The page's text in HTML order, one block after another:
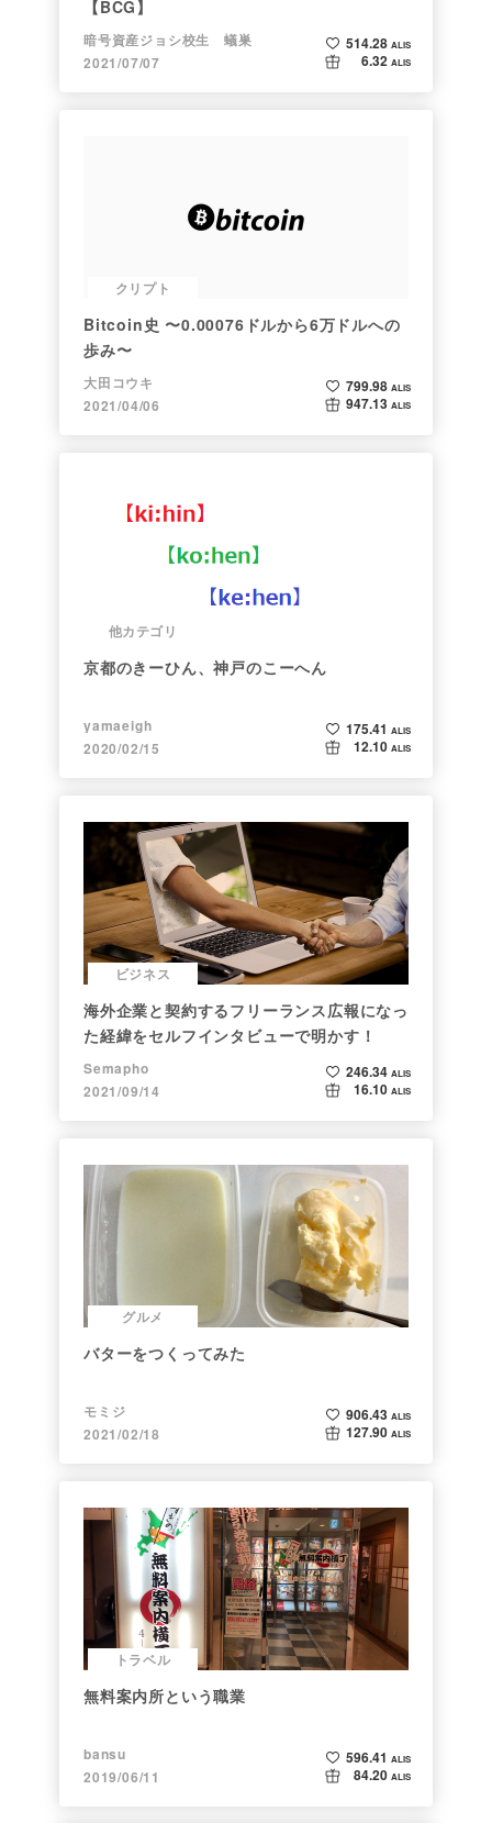
【BCG】
暗号資産ジョシ校生 蟻巣
2021/07/07
514.28 ALIS
6.32 ALIS
クリプト
Bitcoin史 〜0.00076ドルから6万ドルへの
歩み〜
大田コウキ
2021/04/06
799.98 ALIS
947.13 ALIS
他カテゴリ
京都のきーひん、神戸のこーへん
yamaeigh
2020/02/15
175.41 ALIS
12.10 ALIS
ビジネス
海外企業と契約するフリーランス広報になっ
た経緯をセルフインタビューで明かす！
Semapho
2021/09/14
246.34 ALIS
16.10 ALIS
グルメ
バターをつくってみた
モミジ
2021/02/18
906.43 ALIS
127.90 ALIS
トラベル
無料案内所という職業
bansu
2019/06/11
596.41 ALIS
84.20 ALIS